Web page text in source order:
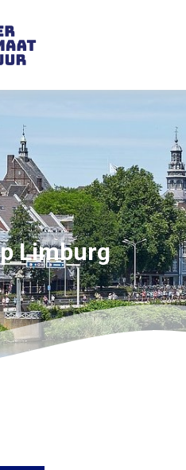
Limburg